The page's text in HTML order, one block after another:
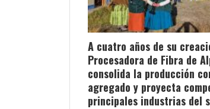
A cuatro años de su
Procesadora de Fibra de
consolida la producción
agregado y proyecta
principales industrias del